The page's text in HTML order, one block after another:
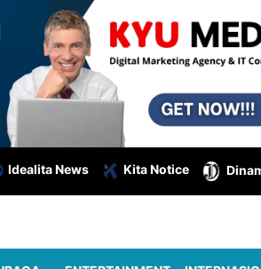
Idealita News Kita Notice